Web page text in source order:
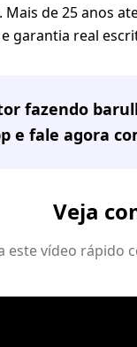
de 25 anos
garantia real
fazendo
e fale agora
Veja
este vídeo rápido